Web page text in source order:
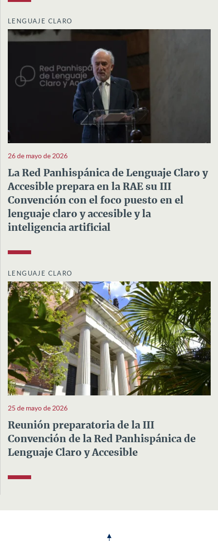
LENGUAJE CLARO
26 de mayo de 2026
La Red Panhispánica de Lenguaje Claro y
Accesible prepara en la RAE su III
Convención con el foco puesto en el
lenguaje claro y accesible y la
inteligencia artificial
LENGUAJE CLARO
25 de mayo de 2026
Reunión preparatoria de la III
Convención de la Red Panhispánica de
Lenguaje Claro y Accesible